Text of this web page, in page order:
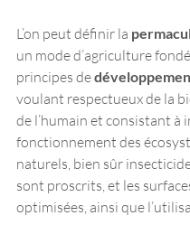
L’on peut définir la
un mode d’agriculture
principes de
voulant respectueux de la
de l’humain et consistant à
fonctionnement des
naturels, bien sûr
sont proscrits, et les
optimisées, ainsi que